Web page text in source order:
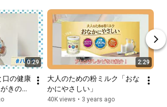
0:29
口の健康
きのお
」②
2:29
大人のための粉ミルク「おな
かにやさしい」
40K views • 3 years ago